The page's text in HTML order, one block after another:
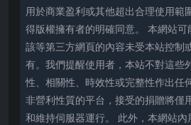
用於商業盈利或其他超出合理使用範
得版權擁有者的明確同意。 本網站可
該等第三方網頁的內容未受本站控制
有。我們提醒使用者，本站不對這些
性、相關性、時效性或完整性作出任
非營利性質的平台，接受的捐贈將僅
和維持伺服器運行。 此外，本網站